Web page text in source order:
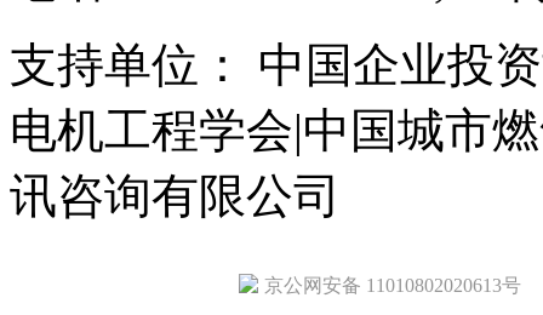
支持单位： 中国企业投
电机工程学会|中国城市
讯咨询有限公司
京公网安备 11010802020613号